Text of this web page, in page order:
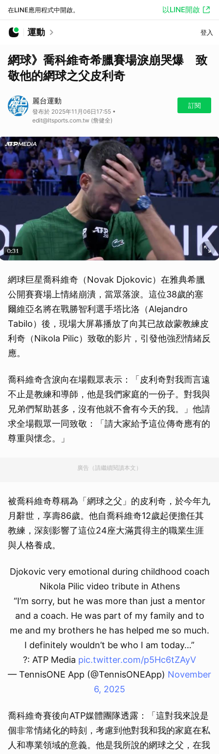
在LINE應用程式中開啟。 以LINE開啟
運動 登入
網球》喬科維奇希臘賽場淚崩哭爆 致
敬他的網球之父皮利奇
麗台運動
發布於 2025年11月06日17:55 •
edit@ltsports.com.tw (詹健全)
訂閱
網球巨星喬科維奇（Novak Djokovic）在雅典希臘
公開賽賽場上情緒崩潰，當眾落淚。這位38歲的塞
爾維亞名將在戰勝智利選手塔比洛（Alejandro
Tabilo）後，現場大屏幕播放了向其已故啟蒙教練皮
利奇（Nikola Pilic）致敬的影片，引發他強烈情緒反
應。
喬科維奇含淚向在場觀眾表示：「皮利奇對我而言遠
不止是教練和導師，他是我們家庭的一份子。對我與
兄弟們幫助甚多，沒有他就不會有今天的我。」他請
求全場觀眾一同致敬：「請大家給予這位傳奇應有的
尊重與懷念。」
廣告（請繼續閱讀本文）
被喬科維奇尊稱為「網球之父」的皮利奇，於今年九
月辭世，享壽86歲。他自喬科維奇12歲起便擔任其
教練，深刻影響了這位24座大滿貫得主的職業生涯
與人格養成。
Djokovic very emotional during childhood coach
Nikola Pilic video tribute in Athens
“I’m sorry, but he was more than just a mentor
and a coach. He was part of my family and to
me and my brothers he has helped me so much.
I definitely wouldn’t be who I am today…”
?: ATP Media pic.twitter.com/p5Hc6tZAyV
— TennisONE App (@TennisONEApp) November
6, 2025
喬科維奇賽後向ATP媒體團隊透露：「這對我來說是
個非常情緒化的時刻，考慮到他對我和我的家庭在私
人和專業領域的意義。他是我所說的網球之父，在我